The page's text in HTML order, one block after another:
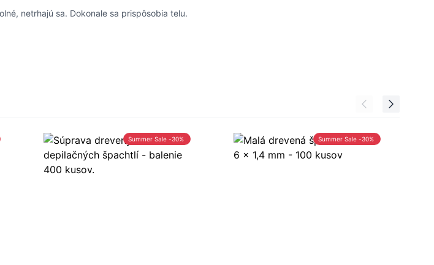
netrhajú sa. Dokonale sa prispôsobia telu.
Summer Sale -30% Summer Sale -30%